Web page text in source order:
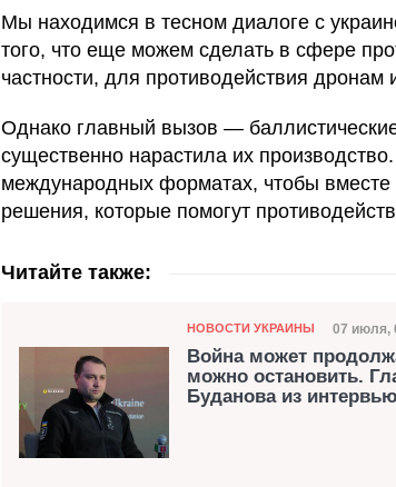
Мы находимся в тесном диалоге с
того, что еще можем сделать в сфере
частности, для противодействия дронам
Однако главный вызов —
существенно нарастила их
международных форматах, чтобы вместе
решения, которые помогут
Читайте также:
Категория
НОВОСТИ УКРАИНЫ Дата
07 июля,
Война может
можно остановить.
Буданова из интервью